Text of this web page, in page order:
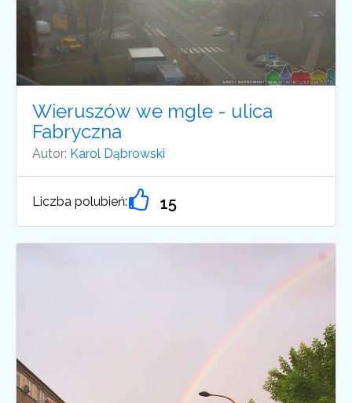
Wieruszów we mgle - ulica
Fabryczna
Autor: Karol Dąbrowski
Liczba polubień: 15